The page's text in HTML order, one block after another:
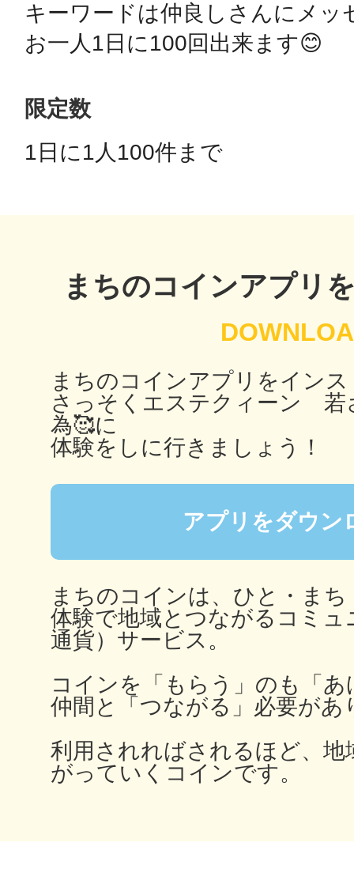
キーワードは仲良しさんにメッ
お一人1日に100回出来ます😊
限定数
1日に1人100件まで
まちのコインアプリ
まちのコインアプリをイン
さっそくエステクィーン 若
為🥰に
体験をしに行きましょう！
アプリをダウン
まちのコインは、ひと・ま
体験で地域とつながるコミュ
通貨）サービス。
コインを「もらう」のも「
仲間と「つながる」必要があ
利用されればされるほど、地
がっていくコインです。
池袋
日置
高知市
シモキ
厚木